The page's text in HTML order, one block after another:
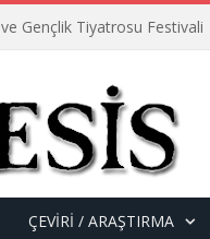
Gençlik Tiyatrosu Festivali
ÇEVİRİ / ARAŞTIRMA